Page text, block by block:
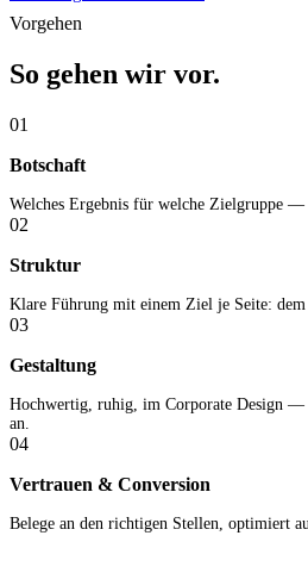
Vorgehen
So gehen wir vor.
01
Botschaft
Welches Ergebnis für welche Zielgruppe —
02
Struktur
Klare Führung mit einem Ziel je Seite: dem
03
Gestaltung
Hochwertig, ruhig, im Corporate Design
an.
04
Vertrauen & Conversion
Belege an den richtigen Stellen, optimiert